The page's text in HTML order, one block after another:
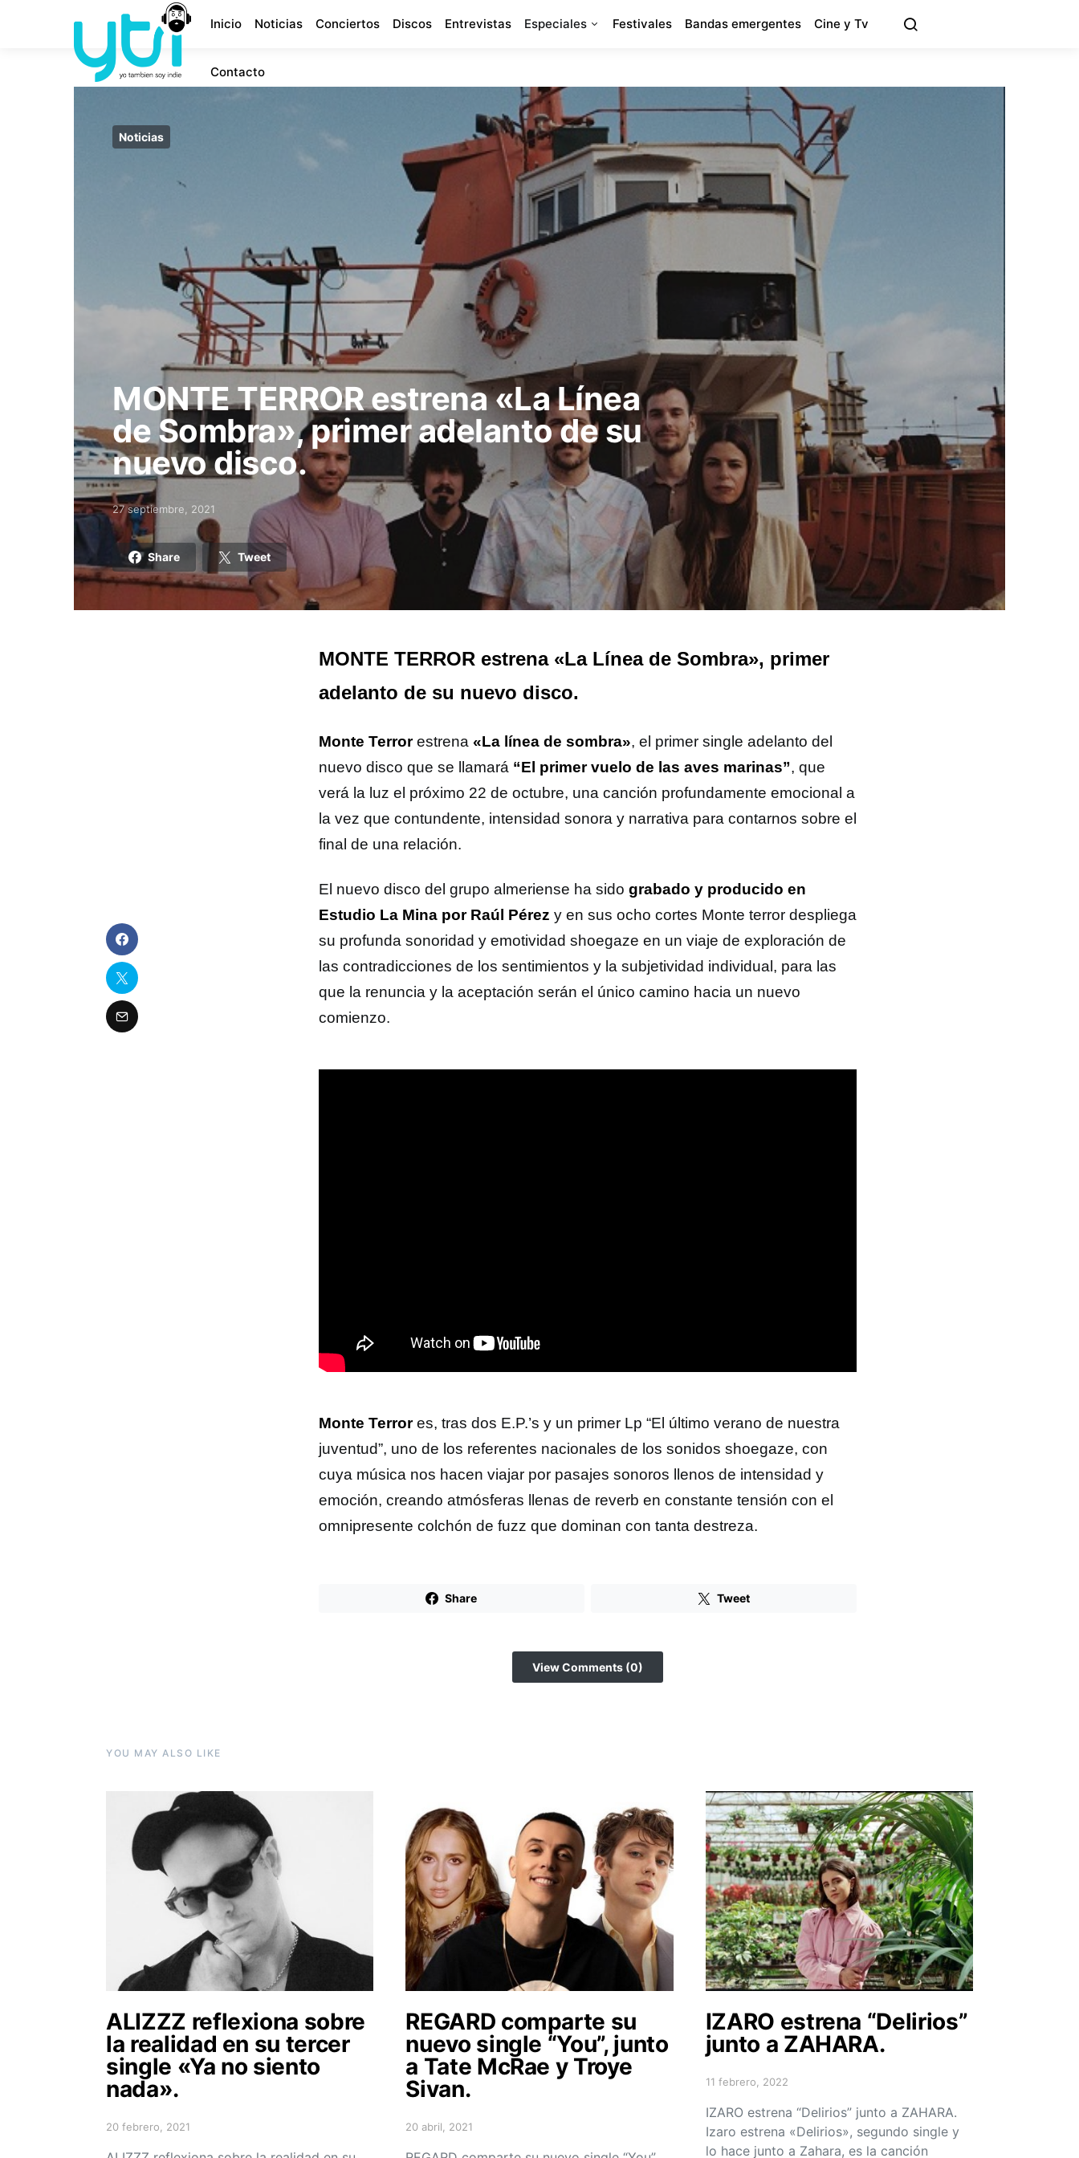
Inicio Noticias Conciertos Discos Entrevistas Especiales Festivales Bandas emergentes Cine y Tv
Contacto
Noticias
MONTE TERROR estrena «La Línea
de Sombra», primer adelanto de su
nuevo disco.
Posted on
27 septiembre, 2021
Share Tweet
MONTE TERROR estrena «La Línea de Sombra», primer
adelanto de su nuevo disco.
Monte Terrorestrena «La línea de sombra», el primer single adelanto del
nuevo disco que se llamará “El primer vuelo de las aves marinas”, que
verá la luz el próximo 22 de octubre, una canción profundamente emocional a
la vez que contundente, intensidad sonora y narrativa para contarnos sobre el
final de una relación.
El nuevo disco del grupo almeriense ha sido grabado y producido en
Estudio La Mina por Raúl Pérez y en sus ocho cortes Monte terror despliega
su profunda sonoridad y emotividad shoegaze en un viaje de exploración de
las contradicciones de los sentimientos y la subjetividad individual, para las
que la renuncia y la aceptación serán el único camino hacia un nuevo
comienzo.
Monte Terrores, tras dos E.P.’s y un primer Lp “El último verano de nuestra
juventud”, uno de los referentes nacionales de los sonidos shoegaze, con
cuya música nos hacen viajar por pasajes sonoros llenos de intensidad y
emoción, creando atmósferas llenas de reverb en constante tensión con el
omnipresente colchón de fuzz que dominan con tanta destreza.
Share Tweet
View Comments (0)
YOU MAY ALSO LIKE
ALIZZZ reflexiona sobre
la realidad en su tercer
single «Ya no siento
nada».
Posted on
20 febrero, 2021
REGARD comparte su
nuevo single “You”, junto
a Tate McRae y Troye
Sivan.
Posted on
20 abril, 2021
IZARO estrena “Delirios”
junto a ZAHARA.
Posted on
11 febrero, 2022
IZARO estrena “Delirios” junto a ZAHARA.
Izaro estrena «Delirios», segundo single y
lo hace junto a Zahara, es la canción